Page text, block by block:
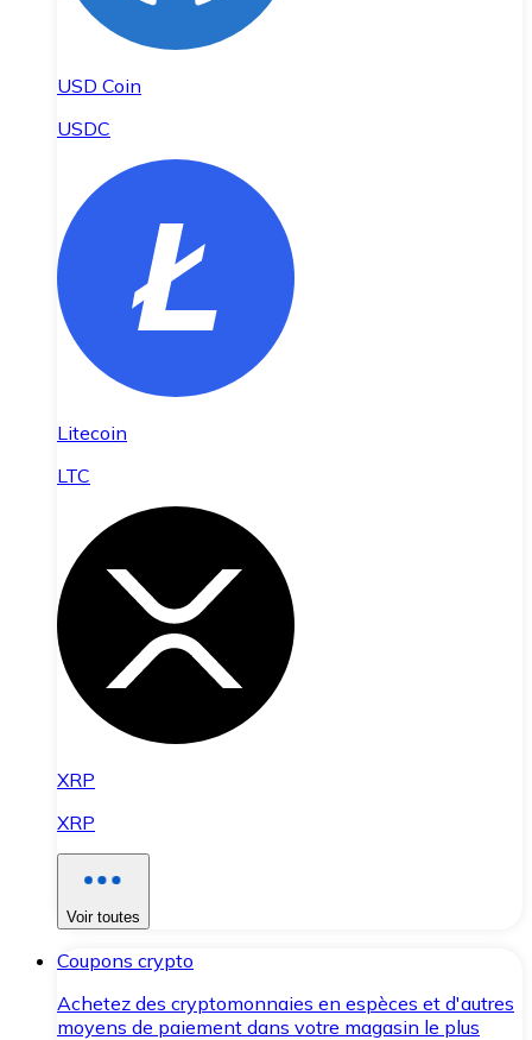
USD Coin
USDC
Litecoin
LTC
XRP
XRP
Voir toutes
Coupons crypto
Achetez des cryptomonnaies en espèces et d'autres
moyens de paiement dans votre magasin le plus